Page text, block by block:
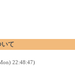
て
22:48:47)